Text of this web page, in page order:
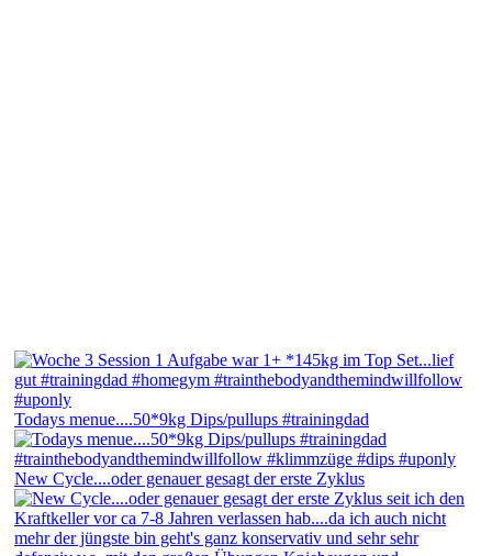
Todays menue....50*9kg Dips/pullups #trainingdad
New Cycle....oder genauer gesagt der erste Zyklus